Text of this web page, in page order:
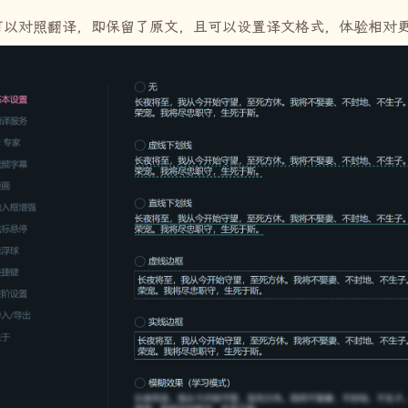
对照翻译，即保留了原文，且可以设置译文格式，体验相对